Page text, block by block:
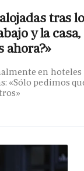
tras
y la casa,
ahora?»
en hoteles
«Sólo pedimos